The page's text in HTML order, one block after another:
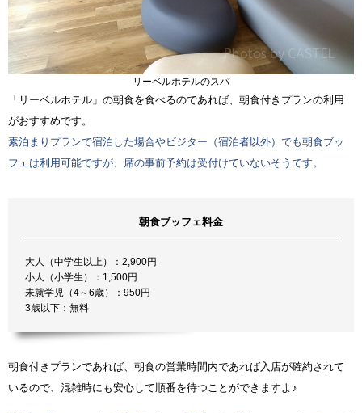
リーベルホテルのスパ
「リーベルホテル」の朝食を食べるのであれば、朝食付きプランの利用
がおすすめです。
素泊まりプランで宿泊した場合やビジター（宿泊者以外）でも朝食ブッ
フェは利用可能ですが、席の事前予約は受付けていないそうです。
朝食ブッフェ料金
大人（中学生以上）：2,900円
小人（小学生）：1,500円
未就学児（4～6歳）：950円
3歳以下：無料
朝食付きプランであれば、朝食の営業時間内であれば入店が確約されて
いるので、混雑時にも安心して順番を待つことができますよ♪